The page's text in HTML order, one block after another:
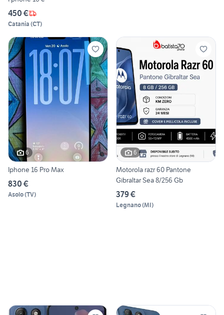
450 €
Catania (CT)
6
Iphone 16 Pro Max
830 €
Asolo(TV)
6
Motorola razr 60 Pantone
Gibraltar Sea 8/256 Gb
379 €
Legnano(MI)